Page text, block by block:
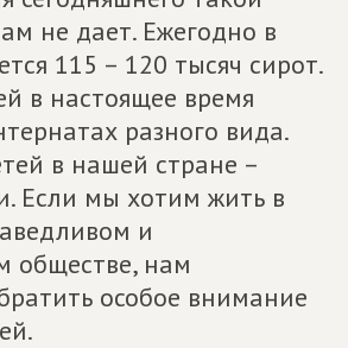
не дает. Ежегодно в
115 – 120 тысяч сирот.
в настоящее время
разного вида.
в нашей стране –
Если мы хотим жить в
и
обществе, нам
особое внимание